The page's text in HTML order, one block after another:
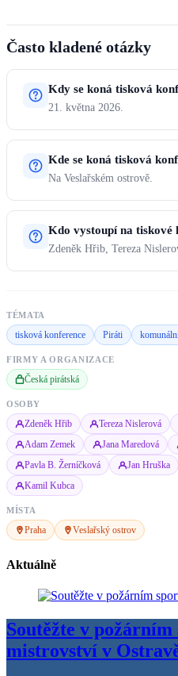
Často kladené otázky
Kdy se koná tisková
21. května 2026.
Kde se koná tisková
Na Veslařském ostrově.
Kdo vystoupí na tiskové
Zdeněk Hřib, Tereza
TÉMATA
tisková konference Piráti
FIRMY A ORGANIZACE
Česká pirátská
OSOBY
Zdeněk Hřib Tereza Nislerová
Adam Zemek
Jana Maredová
Pavla B. Žerníčková
Jan Hruška
Kamil Kubca
MÍSTA
Praha Veslařský ostrov
Aktuálně
Soutěžte v požárním
mistrovství v